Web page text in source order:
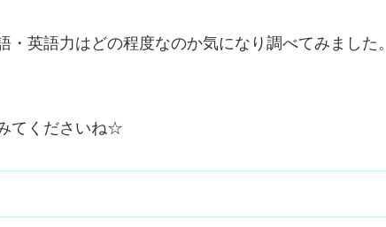
英語力はどの程度なのか気になり調べてみました。
てくださいね☆